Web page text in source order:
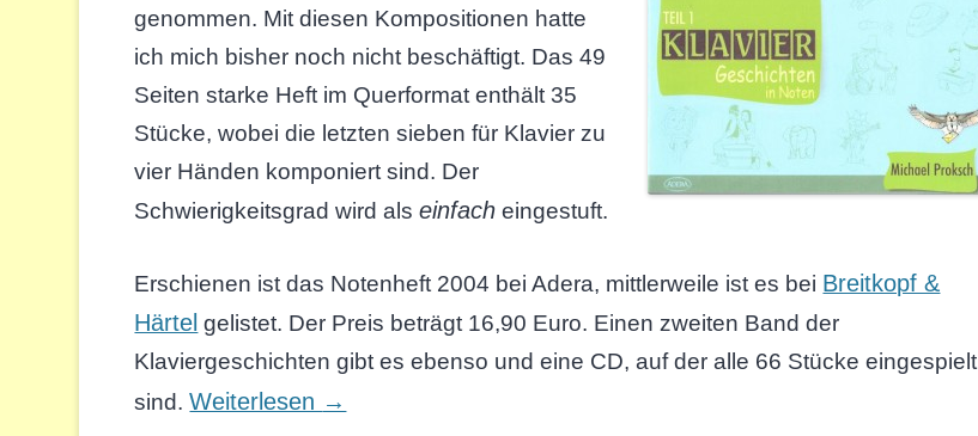
genommen. Mit diesen Kompositionen hatte
ich mich bisher noch nicht beschäftigt. Das 49
Seiten starke Heft im Querformat enthält 35
Stücke, wobei die letzten sieben für Klavier zu
vier Händen komponiert sind. Der
Schwierigkeitsgrad wird alseinfach eingestuft.
Erschienen ist das Notenheft 2004 bei Adera, mittlerweile ist es bei Breitkopf &
Härtel gelistet. Der Preis beträgt 16,90 Euro. Einen zweiten Band der
Klaviergeschichten gibt es ebenso und eine CD, auf der alle 66 Stücke eingespielt
sind.Weiterlesen →